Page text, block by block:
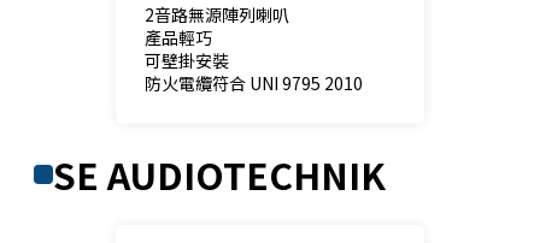
2音路無源陣列喇叭
產品輕巧
可壁掛安裝
SE AUDIOTECHNIK